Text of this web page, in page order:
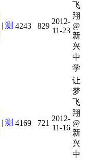
| 测 4243 829
2012-
11-23
飞
翔
@
新
兴
中
学
| 测 4169 721
2012-
11-16
让
梦
飞
翔
@
新
兴
中